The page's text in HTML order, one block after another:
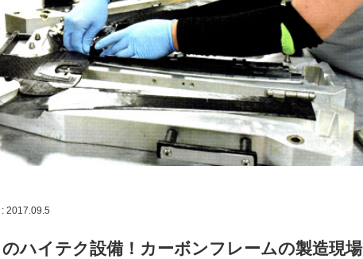
2017.09.5
ハイテク設備！カーボンフレームの製造現場